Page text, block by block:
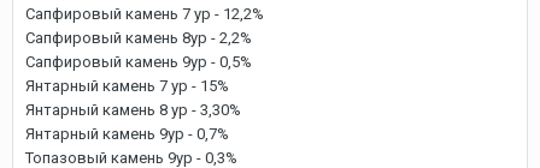
Сапфировый камень 7 ур - 12,2%
Сапфировый камень 8ур - 2,2%
Сапфировый камень 9ур - 0,5%
Янтарный камень 7 ур - 15%
Янтарный камень 8 ур - 3,30%
Янтарный камень 9ур - 0,7%
Топазовый камень 9ур - 0,3%